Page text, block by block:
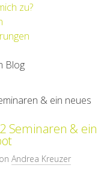
zu?
Blog
Seminaren & ein
Andrea Kreuzer